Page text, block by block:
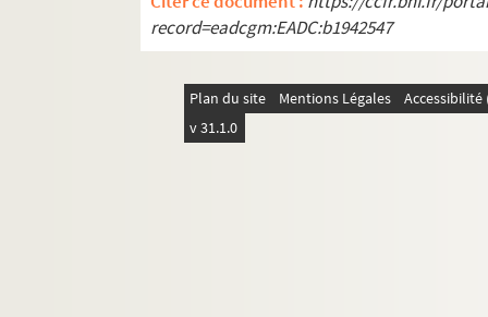
record=eadcgm:EADC:b1942547
Plan du site Mentions Légales
v 31.1.0